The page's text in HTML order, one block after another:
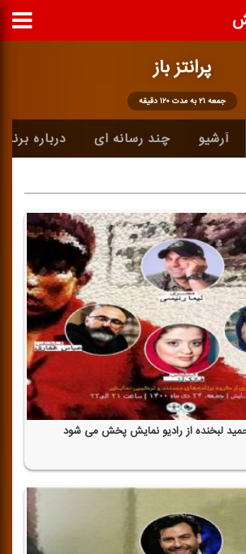
پرانتز باز
جمعه ۲۱ به مدت ۱۲۰ دقیقه
آرشیو چند رسانه ای درباره
حمید لبخنده از رادیو نمایش پخش می شود